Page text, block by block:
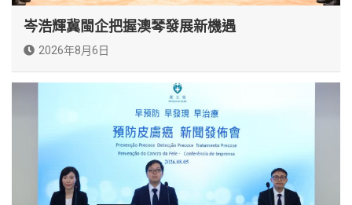
岑浩輝冀閩企把握澳琴發展新機遇
2026年8月6日